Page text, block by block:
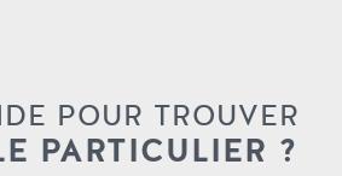
POUR TROUVER
PARTICULIER ?